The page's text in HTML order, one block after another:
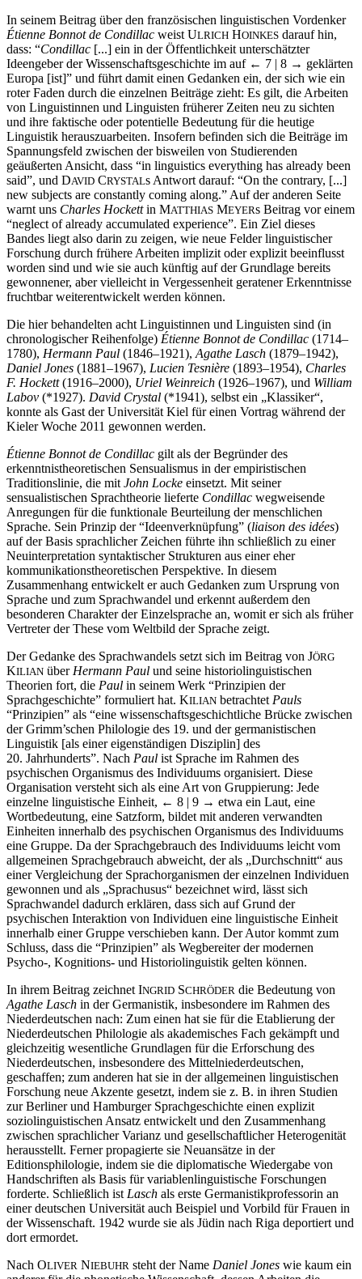
In seinem Beitrag über den französischen linguistischen Vordenker
Étienne Bonnot de Condillac weist ULRICH HOINKES darauf hin,
dass: “Condillac [...] ein in der Öffentlichkeit unterschätzter
Ideengeber der Wissenschaftsgeschichte im auf ← 7 | 8 → geklärten
Europa [ist]” und führt damit einen Gedanken ein, der sich wie ein
roter Faden durch die einzelnen Beiträge zieht: Es gilt, die Arbeiten
von Linguistinnen und Linguisten früherer Zeiten neu zu sichten
und ihre faktische oder potentielle Bedeutung für die heutige
Linguistik herauszuarbeiten. Insofern befinden sich die Beiträge im
Spannungsfeld zwischen der bisweilen von Studierenden
geäußerten Ansicht, dass “in linguistics everything has already been
said”, und DAVID CRYSTALs Antwort darauf: “On the contrary, [...]
new subjects are constantly coming along.” Auf der anderen Seite
warnt uns Charles Hockettin MATTHIAS MEYERs Beitrag vor einem
“neglect of already accumulated experience”. Ein Ziel dieses
Bandes liegt also darin zu zeigen, wie neue Felder linguistischer
Forschung durch frühere Arbeiten implizit oder explizit beeinflusst
worden sind und wie sie auch künftig auf der Grundlage bereits
gewonnener, aber vielleicht in Vergessenheit geratener Erkenntnisse
fruchtbar weiterentwickelt werden können.
Die hier behandelten acht Linguistinnen und Linguisten sind (in
chronologischer Reihenfolge) Étienne Bonnot de Condillac (1714–
1780), Hermann Paul (1846–1921), Agathe Lasch (1879–1942),
Daniel Jones (1881–1967), Lucien Tesnière (1893–1954), Charles
F. Hockett(1916–2000), Uriel Weinreich (1926–1967), und William
Labov (*1927). David Crystal (*1941), selbst ein „Klassiker“,
konnte als Gast der Universität Kiel für einen Vortrag während der
Kieler Woche 2011 gewonnen werden.
Étienne Bonnot de Condillac gilt als der Begründer des
erkenntnistheoretischen Sensualismus in der empiristischen
Traditionslinie, die mit John Locke einsetzt. Mit seiner
sensualistischen Sprachtheorie lieferte Condillac wegweisende
Anregungen für die funktionale Beurteilung der menschlichen
Sprache. Sein Prinzip der “Ideenverknüpfung” (liaison des idées)
auf der Basis sprachlicher Zeichen führte ihn schließlich zu einer
Neuinterpretation syntaktischer Strukturen aus einer eher
kommunikationstheoretischen Perspektive. In diesem
Zusammenhang entwickelt er auch Gedanken zum Ursprung von
Sprache und zum Sprachwandel und erkennt außerdem den
besonderen Charakter der Einzelsprache an, womit er sich als früher
Vertreter der These vom Weltbild der Sprache zeigt.
Der Gedanke des Sprachwandels setzt sich im Beitrag von JÖRG
KILIAN über Hermann Paul und seine historiolinguistischen
Theorien fort, die Paul in seinem Werk “Prinzipien der
Sprachgeschichte” formuliert hat. KILIAN betrachtet Pauls
“Prinzipien” als “eine wissenschaftsgeschichtliche Brücke zwischen
der Grimm’schen Philologie des 19. und der germanistischen
Linguistik [als einer eigenständigen Disziplin] des
20. Jahrhunderts”. Nach Paul ist Sprache im Rahmen des
psychischen Organismus des Individuums organisiert. Diese
Organisation versteht sich als eine Art von Gruppierung: Jede
einzelne linguistische Einheit, ← 8 | 9 → etwa ein Laut, eine
Wortbedeutung, eine Satzform, bildet mit anderen verwandten
Einheiten innerhalb des psychischen Organismus des Individuums
eine Gruppe. Da der Sprachgebrauch des Individuums leicht vom
allgemeinen Sprachgebrauch abweicht, der als „Durchschnitt“ aus
einer Vergleichung der Sprachorganismen der einzelnen Individuen
gewonnen und als „Sprachusus“ bezeichnet wird, lässt sich
Sprachwandel dadurch erklären, dass sich auf Grund der
psychischen Interaktion von Individuen eine linguistische Einheit
innerhalb einer Gruppe verschieben kann. Der Autor kommt zum
Schluss, dass die “Prinzipien” als Wegbereiter der modernen
Psycho-, Kognitions- und Historiolinguistik gelten können.
In ihrem Beitrag zeichnet INGRID SCHRÖDER die Bedeutung von
Agathe Lasch in der Germanistik, insbesondere im Rahmen des
Niederdeutschen nach: Zum einen hat sie für die Etablierung der
Niederdeutschen Philologie als akademisches Fach gekämpft und
gleichzeitig wesentliche Grundlagen für die Erforschung des
Niederdeutschen, insbesondere des Mittelniederdeutschen,
geschaffen; zum anderen hat sie in der allgemeinen linguistischen
Forschung neue Akzente gesetzt, indem sie z. B. in ihren Studien
zur Berliner und Hamburger Sprachgeschichte einen explizit
soziolinguistischen Ansatz entwickelt und den Zusammenhang
zwischen sprachlicher Varianz und gesellschaftlicher Heterogenität
herausstellt. Ferner propagierte sie Neuansätze in der
Editionsphilologie, indem sie die diplomatische Wiedergabe von
Handschriften als Basis für variablenlinguistische Forschungen
forderte. Schließlich ist Lasch als erste Germanistikprofessorin an
einer deutschen Universität auch Beispiel und Vorbild für Frauen in
der Wissenschaft. 1942 wurde sie als Jüdin nach Riga deportiert und
dort ermordet.
Nach OLIVER NIEBUHR steht der Name Daniel Jones wie kaum ein